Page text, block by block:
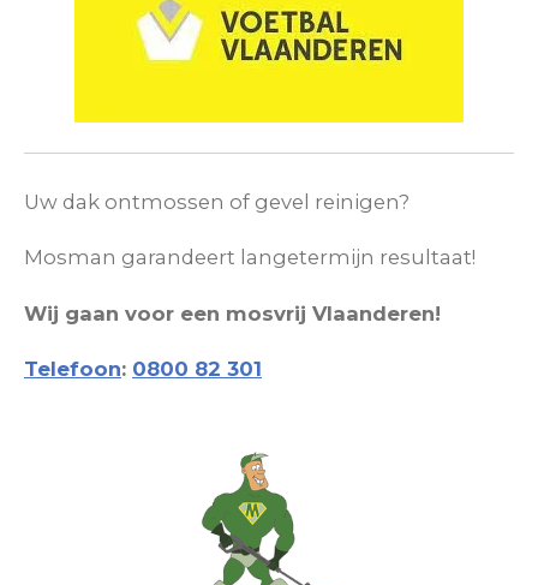
Uw dak ontmossen of gevel reinigen?
Mosman garandeert langetermijn resultaat!
Wij gaan voor een mosvrij Vlaanderen!
Telefoon: 0800 82 301